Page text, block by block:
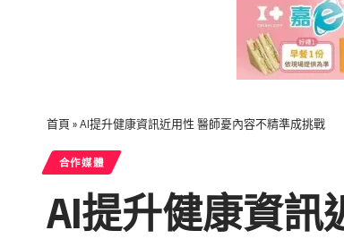
首頁 »AI提升健康資訊近用性 醫師憂內容不精準成挑戰
合作媒體
AI提升健康資訊